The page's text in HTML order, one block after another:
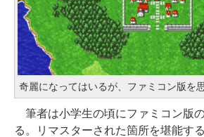
奇麗になってはいるが、ファミコン版を
筆者は小学生の頃にファミコン版
る。リマスターされた箇所を堪能す